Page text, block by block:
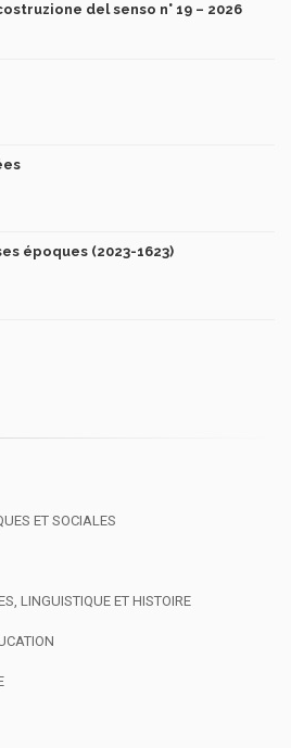
del senso n° 19 – 2026
époques (2023-1623)
ET SOCIALES
LINGUISTIQUE ET HISTOIRE